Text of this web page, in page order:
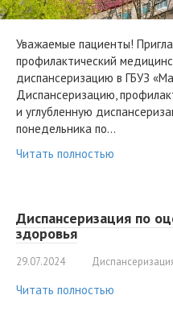
Уважаемые пациенты!
профилактический
диспансеризацию в ГБУЗ
Диспансеризацию,
и углубленную
понедельника по…
Читать полностью
Диспансеризация по
здоровья
29.07.2024
Читать полностью